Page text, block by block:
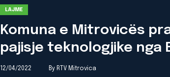
LAJME
Komuna e Mitrovicës
pajisje teknologjike nga
12/04/2022 By RTV Mitrovica